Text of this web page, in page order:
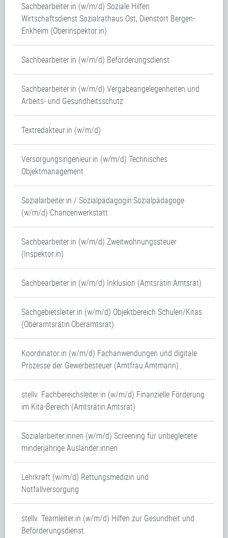
Sachbearbeiter:in (w/m/d) Soziale Hilfen
Wirtschaftsdienst Sozialrathaus Ost, Dienstort Bergen-
Enkheim (Oberinspektor:in)
Sachbearbeiter:in (w/m/d) Beförderungsdienst
Sachbearbeiter:in (w/m/d) Vergabeangelegenheiten und
Arbeits- und Gesundheitsschutz
Textredakteur:in (w/m/d)
Versorgungsingenieur:in (w/m/d) Technisches
Objektmanagement
Sozialarbeiter:in / Sozialpädagogin:Sozialpädagoge
(w/m/d) Chancenwerkstatt
Sachbearbeiter:in (w/m/d) Zweitwohnungssteuer
(Inspektor:in)
Sachbearbeiter:in (w/m/d) Inklusion (Amtsrätin:Amtsrat)
Sachgebietsleiter:in (w/m/d) Objektbereich Schulen/Kitas
(Oberamtsrätin:Oberamtsrat)
Koordinator:in (w/m/d) Fachanwendungen und digitale
Prozesse der Gewerbesteuer (Amtfrau:Amtmann)
stellv. Fachbereichsleiter:in (w/m/d) Finanzielle Förderung
im Kita-Bereich (Amtsrätin:Amtsrat)
Sozialarbeiter:innen (w/m/d) Screening für unbegleitete
minderjährige Ausländer:innen
Lehrkraft (w/m/d) Rettungsmedizin und
Notfallversorgung
stellv. Teamleiter:in (w/m/d) Hilfen zur Gesundheit und
Beförderungsdienst